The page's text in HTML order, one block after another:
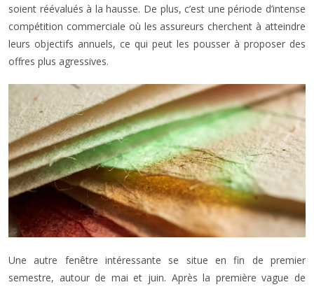
soient réévalués à la hausse. De plus, c’est une période d’intense
compétition commerciale où les assureurs cherchent à atteindre
leurs objectifs annuels, ce qui peut les pousser à proposer des
offres plus agressives.
Une autre fenêtre intéressante se situe en fin de premier
semestre, autour de mai et juin. Après la première vague de